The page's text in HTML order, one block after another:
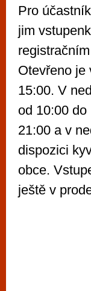
Pro
jim
Otevřeno je
15:00. V
od 10:00
21:00 a v
dispozici
obce.
ještě v